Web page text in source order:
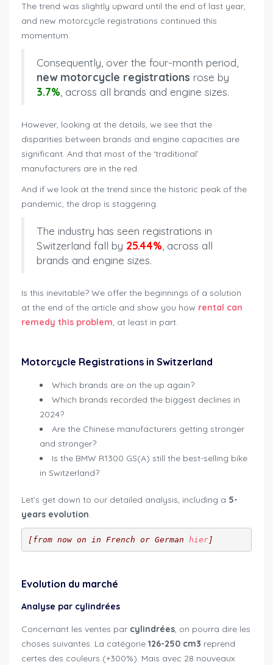
The trend was slightly upward until the end of last year,
and new motorcycle registrations continued this
momentum.
Consequently, over the four-month period,
new motorcycle registrations rose by
3.7% , across all brands and engine sizes.
However, looking at the details, we see that the
disparities between brands and engine capacities are
significant. And that most of the ‘traditional’
manufacturers are in the red.
And if we look at the trend since the historic peak of the
pandemic, the drop is staggering.
The industry has seen registrations in
Switzerland fall by 25.44% , across all
brands and engine sizes.
Is this inevitable? We offer the beginnings of a solution
at the end of the article and show you how rental can
remedy this problem, at least in part.
Motorcycle Registrations in Switzerland
Which brands are on the up again?
Which brands recorded the biggest declines in
2024?
Are the Chinese manufacturers getting stronger
and stronger?
Is the BMW R1300 GS(A) still the best-selling bike
in Switzerland?
Let’s get down to our detailed analysis, including a 5-
years evolution.
[from now on in French or German hier]
Evolution du marché
Analyse par cylindrées
Concernant les ventes par cylindrées, on pourra dire les
choses suivantes. La catégorie 126-250 cm3 reprend
certes des couleurs (+300%). Mais avec 28 nouveaux